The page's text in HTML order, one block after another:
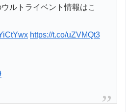
ルトライベント情報はこ
https://t.co/uZVMQt3